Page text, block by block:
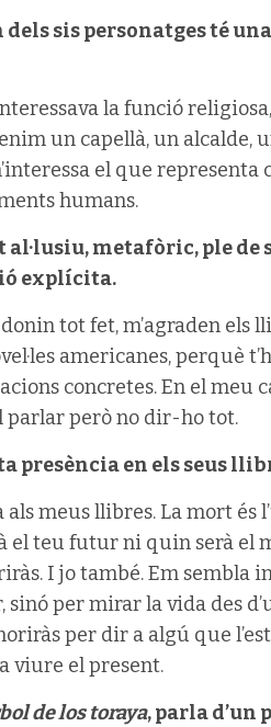
dels sis personatges té
la funció
un capellà, un alcalde,
el que representa
humans.
metafòric, ple de
explícita.
tot fet, m’agraden els
americanes, perquè
concretes. En el meu
parlar però no dir-ho tot.
presència en els seus
meus llibres. La mort és
el teu futur ni quin serà el
I jo també. Em sembla
per mirar la vida des
per dir a algú que
viure el present.
de los toraya, parla d’un